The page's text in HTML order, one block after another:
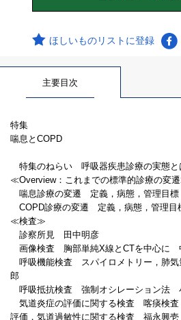
ほしいものリストに登録
主要目次
特集
喘息とCOPD
特集のねらい 呼吸器疾患診療の実態
≪Overview：これまでの標準的診療の変
喘息診療の変遷 定義，病態，管理目
COPD診療の変遷 定義，病態，管理
≪検査≫
診察所見 田中明彦
画像検査 胸部単純X線とCTを中心に
呼吸機能検査 スパイロメトリー，肺
郎
呼吸抵抗検査 強制オシレーション法
気道炎症の評価に関する検査 喀痰検査
評価，気道過敏性に関する検査 福永興壱